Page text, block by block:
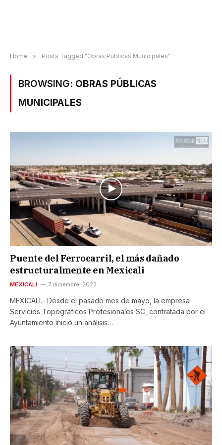
Home » Posts Tagged "Obras Públicas Municipales"
BROWSING: OBRAS PÚBLICAS
MUNICIPALES
Puente del Ferrocarril, el más dañado
estructuralmente en Mexicali
MEXICALI 7 diciembre, 2023
MEXICALI.- Desde el pasado mes de mayo, la empresa
Servicios Topográficos Profesionales SC, contratada por el
Ayuntamiento inició un análisis…